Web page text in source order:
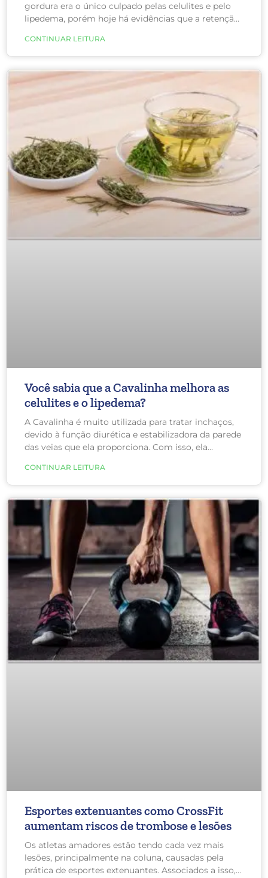
gordura era o único culpado pelas celulites e pelo
lipedema, porém hoje há evidências que a retenção
a inflamação.
CONTINUAR LEITURA
Você sabia que a Cavalinha melhora as
celulites e o lipedema?
A Cavalinha é muito utilizada para tratar inchaços,
devido à função diurética e estabilizadora da parede
das veias que ela proporciona. Com isso, ela
das mulheres com celulite e lipedema.
CONTINUAR LEITURA
Esportes extenuantes como CrossFit
aumentam riscos de trombose e lesões
Os atletas amadores estão tendo cada vez mais
lesões, principalmente na coluna, causadas pela
prática de esportes extenuantes. Associados a isso,